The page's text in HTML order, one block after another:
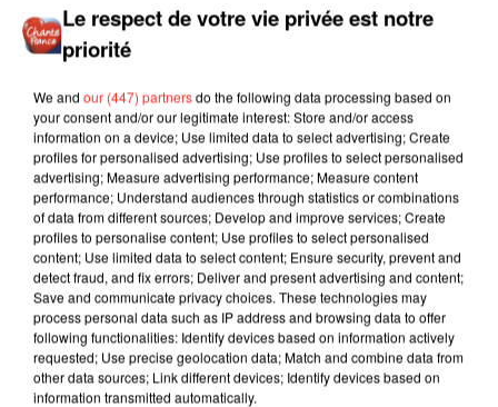
La Javanaise
Le respect de votre vie privée est notre
priorité
We and our (447) partnersdo the following data processing based on
your consent and/or our legitimate interest: Store and/or access
information on a device; Use limited data to select advertising; Create
profiles for personalised advertising; Use profiles to select personalised
advertising; Measure advertising performance; Measure content
performance; Understand audiences through statistics or combinations
of data from different sources; Develop and improve services; Create
profiles to personalise content; Use profiles to select personalised
content; Use limited data to select content; Ensure security, prevent and
detect fraud, and fix errors; Deliver and present advertising and content;
Save and communicate privacy choices. These technologies may
process personal data such as IP address and browsing data to offer
following functionalities: Identify devices based on information actively
requested; Use precise geolocation data; Match and combine data from
other data sources; Link different devices; Identify devices based on
information transmitted automatically.